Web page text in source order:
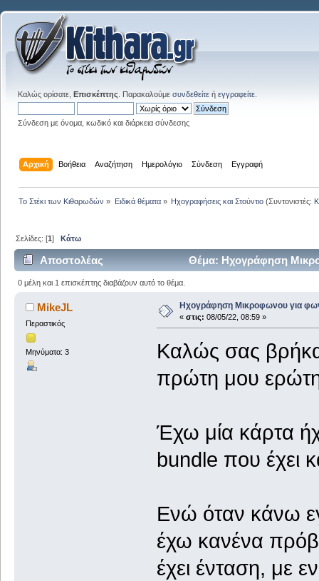
Καλώς ορίσατε, Επισκέπτης . Παρακαλούμε συνδεθείτε ή εγγραφείτε
Σύνδεση με όνομα, κωδικό και διάρκεια σύνδεσης
Αρχική Βοήθεια Αναζήτηση Ημερολόγιο Σύνδεση Εγγραφή
Το Στέκι των Κιθαρωδών » Ειδικά θέματα» Ηχογραφήσεις και Στούντιο(Συντονιστές:
Σελίδες: [1]Κάτω
Αποστολέας Θέμα: Ηχογράφηση
0 μέλη και 1 επισκέπτης διαβάζουν αυτό το θέμα.
MikeJL
Περαστικός
Μηνύματα: 3
Ηχογράφηση Μικροφωνου για
« στις: 08/05/22, 08:59 »
Καλώς σας
πρώτη μου
Έχω μία κάρτα
bundle που έχει
Ενώ όταν κάνω
έχω κανένα
έχει ένταση, με